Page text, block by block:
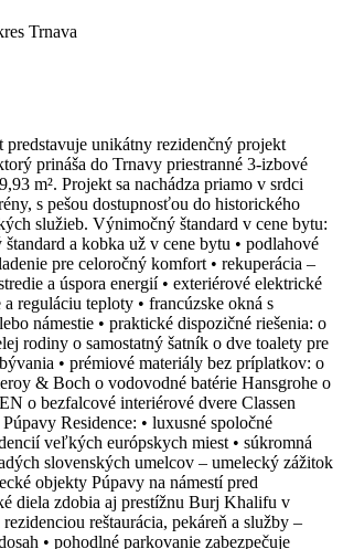
Trnava
predstavuje unikátny rezidenčný projekt
prináša do Trnavy priestranné 3-izbové
m². Projekt sa nachádza priamo v srdci
s pešou dostupnosťou do historického
služieb. Výnimočný štandard v cene bytu:
a kobka už v cene bytu • podlahové
pre celoročný komfort • rekuperácia –
a úspora energií • exteriérové elektrické
reguláciu teploty • francúzske okná s
námestie • praktické dispozičné riešenia: o
rodiny o samostatný šatník o dve toalety pre
• prémiové materiály bez príplatkov: o
& Boch o vodovodné batérie Hansgrohe o
o bezfalcové interiérové dvere Classen
Residence: • luxusné spoločné
veľkých európskych miest • súkromná
slovenských umelcov – umelecký zážitok
objekty Púpavy na námestí pred
diela zdobia aj prestížnu Burj Khalifu v
reštaurácia, pekáreň a služby –
• pohodlné parkovanie zabezpečuje